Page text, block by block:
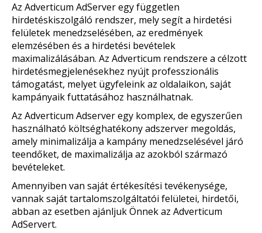
Az Adverticum AdServer egy független
hirdetéskiszolgáló rendszer, mely segít a hirdetési
felületek menedzselésében, az eredmények
elemzésében és a hirdetési bevételek
maximalizálásában. Az Adverticum rendszere a célzott
hirdetésmegjelenésekhez nyújt professzionális
támogatást, melyet ügyfeleink az oldalaikon, saját
kampányaik futtatásához használhatnak.
Az Adverticum Adserver egy komplex, de egyszerűen
használható költséghatékony adszerver megoldás,
amely minimalizálja a kampány menedzselésével járó
teendőket, de maximalizálja az azokból származó
bevételeket.
Amennyiben van saját értékesítési tevékenysége,
vannak saját tartalomszolgáltatói felületei, hirdetői,
abban az esetben ajánljuk Önnek az Adverticum
AdServert.